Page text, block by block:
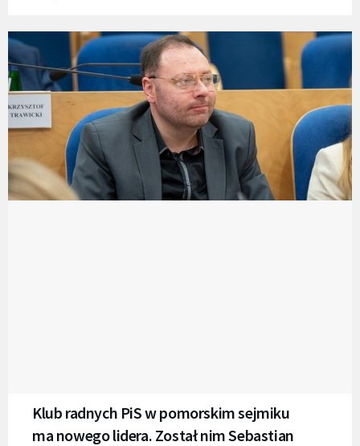
Klub radnych PiS w pomorskim sejmiku
ma nowego lidera. Został nim Sebastian